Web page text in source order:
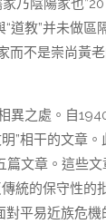
乃陰陽家也
道教”并未做
而不是崇尚黃
異之處。自
”相干的文章
文章。這些
統的保守性
平易近族危